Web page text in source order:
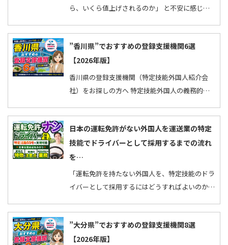
ら、いくら値上げされるのか」 と不安に感じて
許可手数…
”香川県”でおすすめの登録支援機関6選
【2026年版】
香川県の登録支援機関（特定技能外国人紹介会
社）をお探しの方へ 特定技能外国人の義務的支
関」は全国で…
日本の運転免許がない外国人を運送業の特定
技能でドライバーとして採用するまでの流れ
を…
「運転免許を持たない外国人を、特定技能のドラ
イバーとして採用するにはどうすればよいのか」
日本の…
”大分県”でおすすめの登録支援機関8選
【2026年版】